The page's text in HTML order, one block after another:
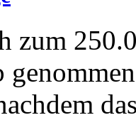
zum